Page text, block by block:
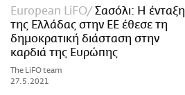
European LiFO
Σασόλι: Η ένταξη
της Ελλάδας στην ΕΕ έθεσε τη
δημοκρατική διάσταση στην
καρδιά της Ευρώπης
The LiFO team
27.5.2021